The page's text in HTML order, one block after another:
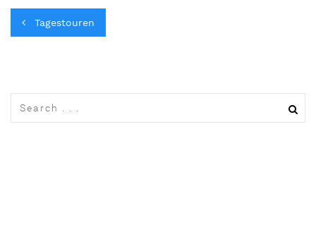
Tagestouren